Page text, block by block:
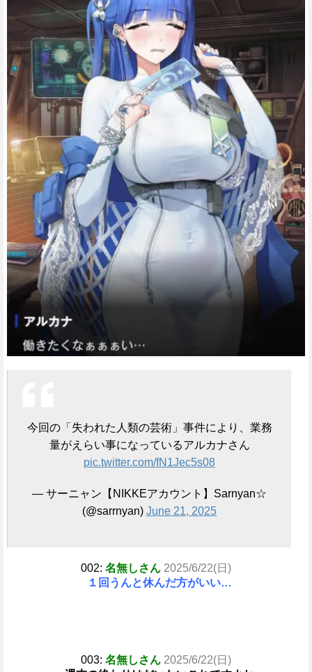
今回の「失われた人類の芸術」事件により、業務
量がえらい事になっているアルカナさん
pic.twitter.com/fN1Jec5s08
— サーニャン【NIKKEアカウント】Sarnyan☆
(@sarrnyan) June 21, 2025
002: 名無しさん 2025/6/22(日)
１回うんと休んだ方がいい…
003: 名無しさん 2025/6/22(日)